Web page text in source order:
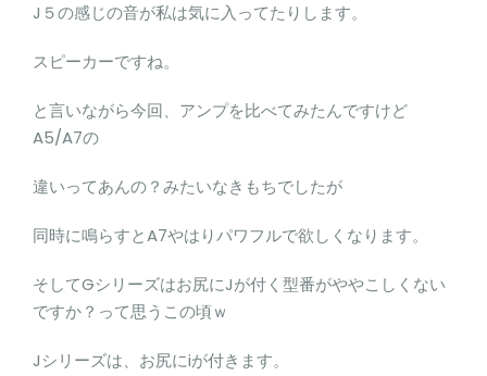
J５の感じの音が私は気に入ってたりします。
スピーカーですね。
と言いながら今回、アンプを比べてみたんですけど
A5/A7の
違いってあんの？みたいなきもちでしたが
同時に鳴らすとA7やはりパワフルで欲しくなります。
そしてGシリーズはお尻にJが付く型番がややこしくない
ですか？って思うこの頃ｗ
Jシリーズは、お尻にiが付きます。